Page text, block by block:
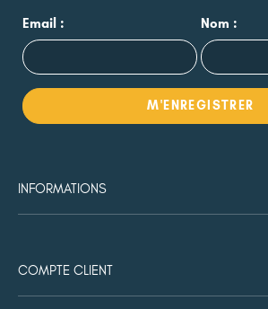
Email : Nom :
INFORMATIONS
COMPTE CLIENT